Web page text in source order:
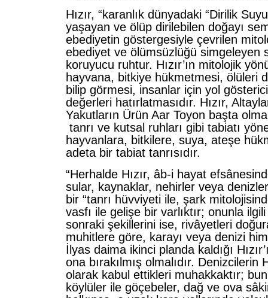
Hızır, “karanlık dünyadaki “Dirilik
yaşa­yan ve ölüp dirilebilen doğayı
ebediyetin gös­tergesiyle çevrilen
ebediyet ve ölümsüzlüğü simgeleyen
koruyucu ruhtur. Hızır’ın mitolojik
hayvana, bitkiye hükmetmesi, ölüleri
bilip görmesi, insanlar için yol
değerleri hatırlatmasıdır. Hızır,
Yakutların Ürün Aar Toyon başta
tanrı ve kutsal ruhları gibi tabiatı
hayvanlara, bitkilere, suya, ateşe
adeta bir tabiat tanrısıdır.
“Herhalde Hızır, âb-i hayat
sular, kaynaklar, nehirler veya
bir “tanrı hüvviyeti ile, şark
vasfı ile gelişe bir varlıktır; onunla
sonraki şekillerini ise, rivâyetleri
muhitlere göre, karayı veya denizi
İlyas daima ikinci planda kaldığı
ona bırakılmış olmalıdır. Denizcilerin
olarak kabul ettikleri muhakkaktır;
köylüler ile göçebeler, dağ ve ova